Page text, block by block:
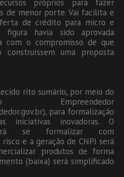
próprios para fazer
de menor porte. Vai facilita e
de crédito para micro e
figura havia sido aprovada
com o compromisso de que
construíssem uma proposta
rito sumário, por meio do
para formalização
inovadoras. O
se formalizar com
e a geração de CNPJ será
produtos de forma
(baixa) será simplificado